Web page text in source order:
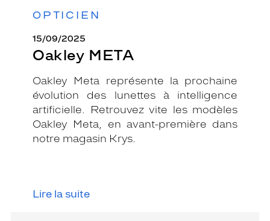
OPTICIEN
15/09/2025
Oakley META
Oakley Meta représente la prochaine
évolution des lunettes à intelligence
artificielle. Retrouvez vite les modèles
Oakley Meta, en avant-première dans
notre magasin Krys.
Lire la suite